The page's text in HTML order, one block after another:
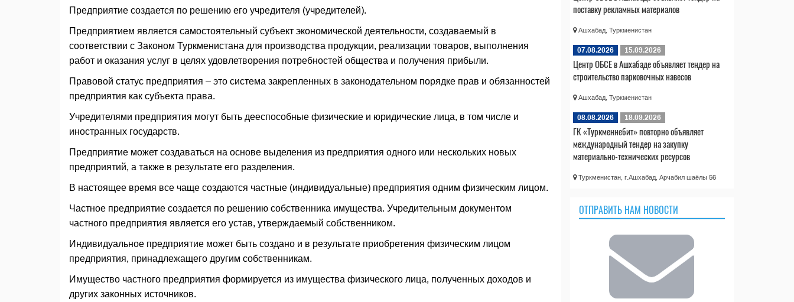
Предприятие создается по решению его учредителя (учредителей).
Предприятием является самостоятельный субъект экономической деятельности, создаваемый в
соответствии с Законом Туркменистана для производства продукции, реализации товаров, выполнения
работ и оказания услуг в целях удовлетворения потребностей общества и получения прибыли.
Правовой статус предприятия – это система закрепленных в законодательном порядке прав и обязанностей
предприятия как субъекта права.
Учредителями предприятия могут быть дееспособные физические и юридические лица, в том числе и
иностранных государств.
Предприятие может создаваться на основе выделения из предприятия одного или нескольких новых
предприятий, а также в результате его разделения.
В настоящее время все чаще создаются частные (индивидуальные) предприятия одним физическим лицом.
Частное предприятие создается по решению собственника имущества. Учредительным документом
частного предприятия является его устав, утверждаемый собственником.
Индивидуальное предприятие может быть создано и в результате приобретения физическим лицом
предприятия, принадлежащего другим собственникам.
Имущество частного предприятия формируется из имущества физического лица, полученных доходов и
других законных источников.
поставку рекламных материалов
Ашхабад, Туркменистан
07.08.2026 15.09.2026
Центр ОБСЕ в Ашхабаде объявляет тендер на
строительство парковочных навесов
Ашхабад, Туркменистан
08.08.2026 18.09.2026
ГК «Туркменнебит» повторно объявляет
международный тендер на закупку
материально-технических ресурсов
Туркменистан, г.Ашхабад, Арчабил шаёлы 56
ОТПРАВИТЬ НАМ НОВОСТИ